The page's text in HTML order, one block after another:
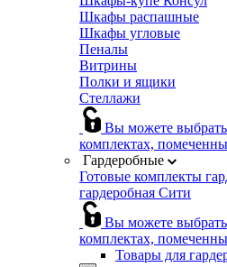
Шкафы распашные
Шкафы угловые
Пеналы
Витрины
Полки и ящики
Стеллажи
Вы можете
комплектах,
Гардеробные
Готовые комплекты
гардеробная Сити
Вы можете
комплектах,
Товары для